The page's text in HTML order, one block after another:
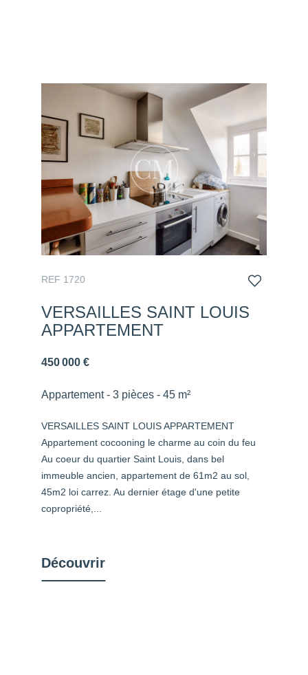
REF 1720
VERSAILLES SAINT LOUIS
APPARTEMENT
450 000 €
Appartement - 3 pièces - 45 m²
VERSAILLES SAINT LOUIS APPARTEMENT
Appartement cocooning le charme au coin du feu
Au coeur du quartier Saint Louis, dans bel
immeuble ancien, appartement de 61m2 au sol,
45m2 loi carrez. Au dernier étage d'une petite
copropriété,...
Découvrir